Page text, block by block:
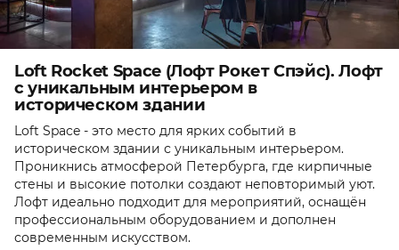
Loft Rocket Space (Лофт Рокет Спэйс). Лофт
с уникальным интерьером в
историческом здании
Loft Space - это место для ярких событий в
историческом здании с уникальным интерьером.
Проникнись атмосферой Петербурга, где кирпичные
стены и высокие потолки создают неповторимый уют.
Лофт идеально подходит для мероприятий, оснащён
профессиональным оборудованием и дополнен
современным искусством.